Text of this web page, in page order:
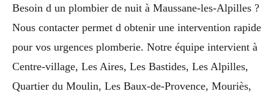
Besoin d un plombier de nuit à Maussane-les-Alpilles ?
Nous contacter permet d obtenir une intervention rapide
pour vos urgences plomberie. Notre équipe intervient à
Centre-village, Les Aires, Les Bastides, Les Alpilles,
Quartier du Moulin, Les Baux-de-Provence, Mouriès,